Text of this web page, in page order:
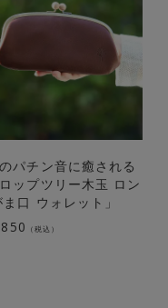
パチン音に癒される
ロップツリー木玉 ロン
口 ウォレット」
（税込）